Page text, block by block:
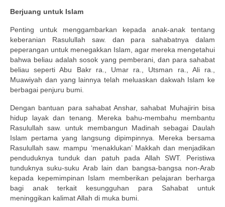
Berjuang untuk Islam
Penting untuk menggambarkan kepada anak-anak tentang
keberanian Rasulullah saw. dan para sahabatnya dalam
peperangan untuk menegakkan Islam, agar mereka mengetahui
bahwa beliau adalah sosok yang pemberani, dan para sahabat
beliau seperti Abu Bakr ra., Umar ra., Utsman ra., Ali ra.,
Muawiyah dan yang lainnya telah meluaskan dakwah Islam ke
berbagai penjuru bumi.
Dengan bantuan para sahabat Anshar, sahabat Muhajirin bisa
hidup layak dan tenang. Mereka bahu-membahu membantu
Rasulullah saw. untuk membangun Madinah sebagai Daulah
Islam pertama yang langsung dipimpinnya. Mereka bersama
Rasulullah saw. mampu ‘menaklukan’ Makkah dan menjadikan
penduduknya tunduk dan patuh pada Allah SWT. Peristiwa
tunduknya suku-suku Arab lain dan bangsa-bangsa non-Arab
kepada kepemimpinan Islam memberikan pelajaran berharga
bagi anak terkait kesungguhan para Sahabat untuk
meninggikan kalimat Allah di muka bumi.